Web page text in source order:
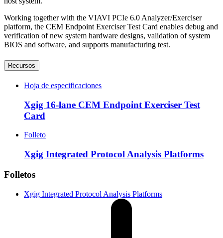
Working together with the VIAVI PCIe 6.0 Analyzer/Exerciser
platform, the CEM Endpoint Exerciser Test Card enables debug and
verification of new system hardware designs, validation of system
BIOS and software, and supports manufacturing test.
Recursos
Hoja de especificaciones
Xgig 16-lane CEM Endpoint Exerciser Test
Card
Folleto
Xgig Integrated Protocol Analysis Platforms
Folletos
Xgig Integrated Protocol Analysis Platforms